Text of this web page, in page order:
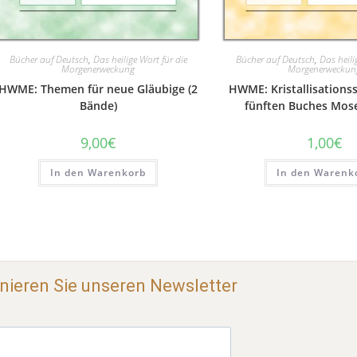
Bücher auf Deutsch, Das heilige Wort für die
Morgenerweckung
HWME: Themen für neue Gläubige (2
Bände)
9,00€
In den Warenkorb
Bücher auf Deutsch, Das
HWME:
fünften Buches
1,00€
In den
Sie unseren Newsletter